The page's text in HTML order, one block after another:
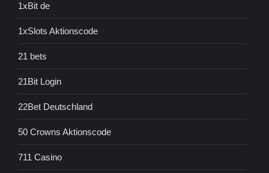
1xBit de
1xSlots Aktionscode
21 bets
21Bit Login
22Bet Deutschland
50 Crowns Aktionscode
711 Casino